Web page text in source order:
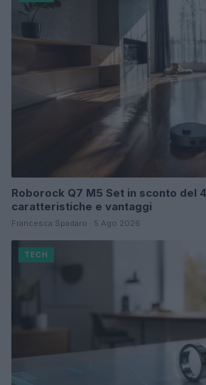
Roborock Q7 M5 Set in sconto del
caratteristiche e vantaggi
Francesca Spadaro · 5 Ago 2026
TECH